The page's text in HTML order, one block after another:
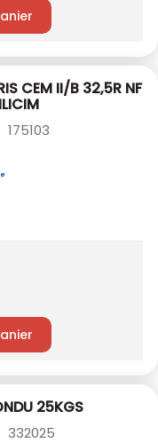
CEM II/B 32,5R NF
175103
25KGS
332025